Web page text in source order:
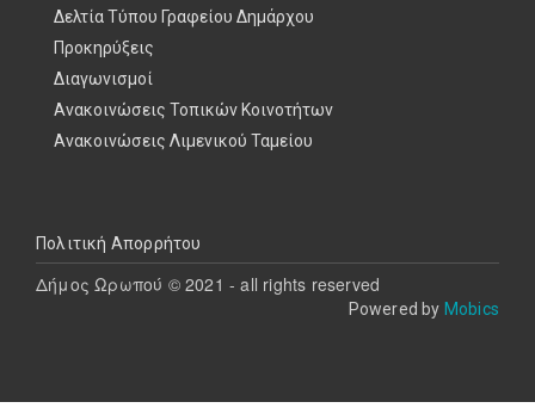
Δελτία Τύπου Γραφείου Δημάρχου
Προκηρύξεις
Διαγωνισμοί
Ανακοινώσεις Τοπικών Κοινοτήτων
Ανακοινώσεις Λιμενικού Ταμείου
Υποσέλιδο
Πολιτική Απορρήτου
Δήμος Ωρωπού © 2021 - all rights reserved
Powered by Mobics